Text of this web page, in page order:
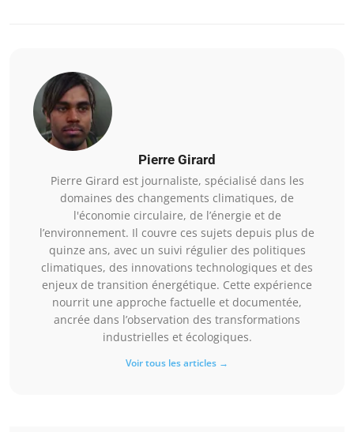
Pierre Girard
Pierre Girard est journaliste, spécialisé dans les
domaines des changements climatiques, de
l'économie circulaire, de l’énergie et de
l’environnement. Il couvre ces sujets depuis plus de
quinze ans, avec un suivi régulier des politiques
climatiques, des innovations technologiques et des
enjeux de transition énergétique. Cette expérience
nourrit une approche factuelle et documentée,
ancrée dans l’observation des transformations
industrielles et écologiques.
Voir tous les articles →